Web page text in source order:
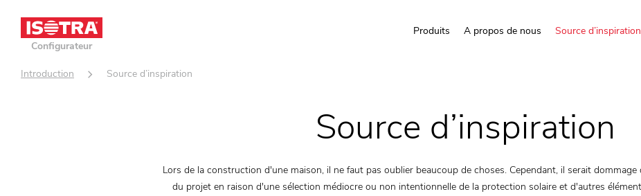
Configurateur
Produits A propos de nous Source d’inspiration
Introduction Source d’inspiration
Source d’inspiration
Lors de la construction d'une maison, il ne faut pas oublier beaucoup de choses. Cependant, il serait
du projet en raison d'une sélection médiocre ou non intentionnelle de la protection solaire et d'autres